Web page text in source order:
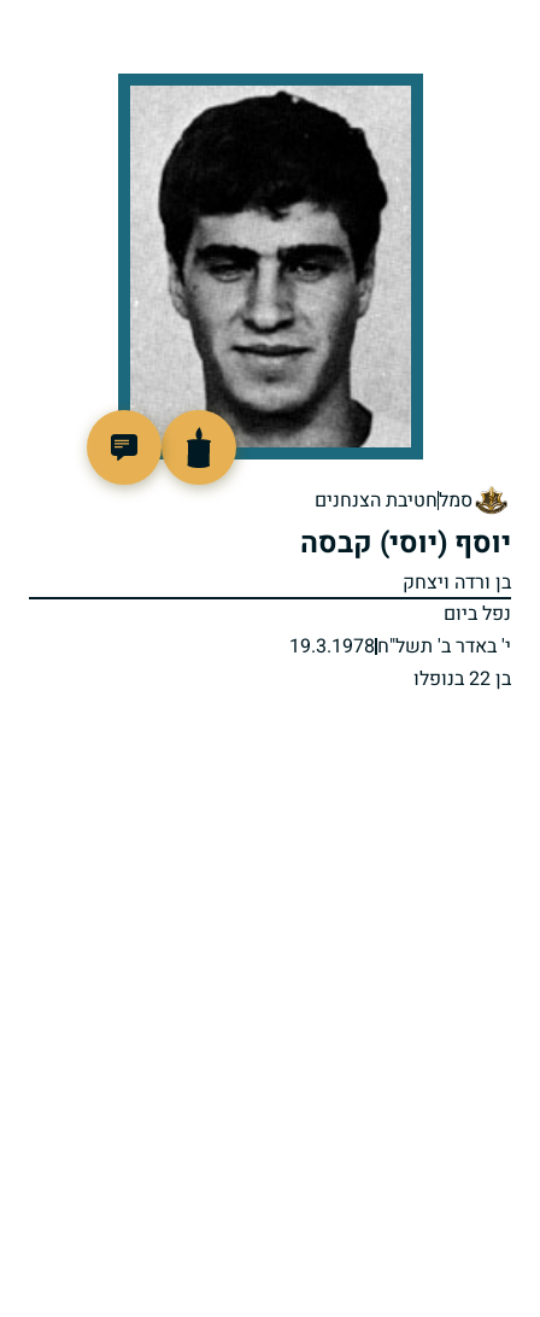
סמלחטיבת הצנחנים
יוסף (יוסי) קבסה
בן ורדה ויצחק
נפל ביום
י' באדר ב' תשל"ח19.3.1978
בן 22 בנופלו